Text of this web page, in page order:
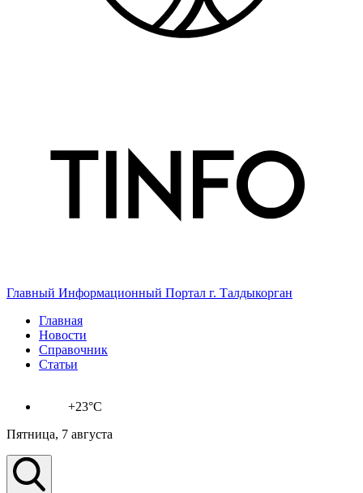
Главный Информационный Портал г. Талдыкорган
Главная
Новости
Справочник
Статьи
+23°C
Пятница, 7 августа